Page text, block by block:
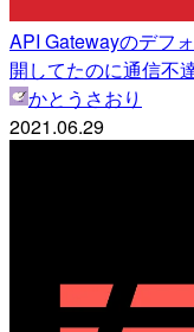
API Gatewayのデフ
開してたのに通信不
かとうさおり
2021.06.29